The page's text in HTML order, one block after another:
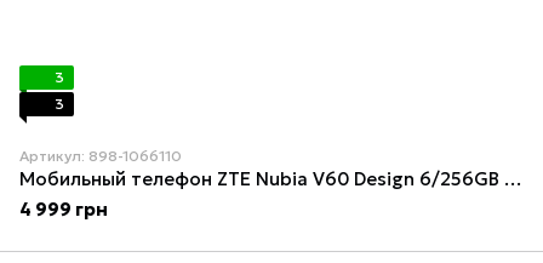
3
3
Артикул: 898-1066110
Мобильный телефон ZTE Nubia V60 Design 6/256GB Purple (1066110)
4 999 грн